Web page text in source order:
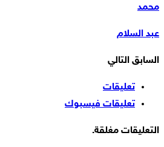
محمد
عبد السلام
السابق التالي
تعليقات
تعليقات فيسبوك
التعليقات مغلقة.